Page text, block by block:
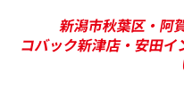
新潟市秋葉区・阿
コバック新津店・安田